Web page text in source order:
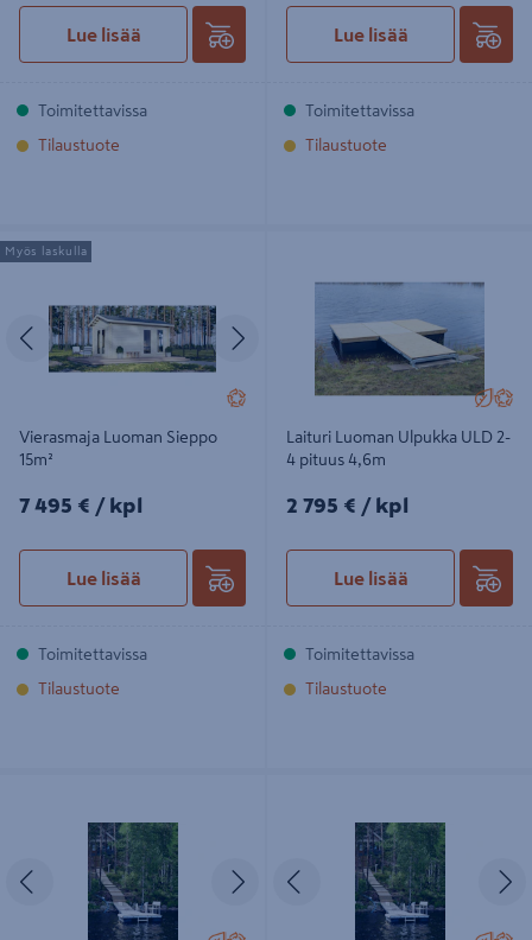
Lue lisää
Toimitettavissa
Tilaustuote
Lue lisää
Toimitettavissa
Tilaustuote
Vierasmaja Luoman Sieppo 15m²
Edellinen
Vierasmaja Luoman Sieppo
15m²
7495€/kpl
7 495 € / kpl
Lue lisää
Myös laskulla
Toimitettavissa
Tilaustuote
Laituri Luoman Ulpukka ULD 2-
4 pituus 4,6m
2795€/kpl
2 795 € / kpl
Lue lisää
Toimitettavissa
Tilaustuote
Edellinen SeuraavaEdellinen